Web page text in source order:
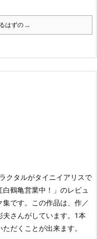
はずの ...
クタルがタイニイアリスで
鶴亀営業中！」のレビュ
集です。この作品は、作／
夫さんがしています。1本
だくことが出来ます。